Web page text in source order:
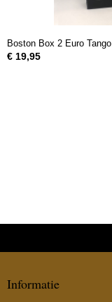
Boston Box 2 Euro Tango
€ 19,95
Informatie